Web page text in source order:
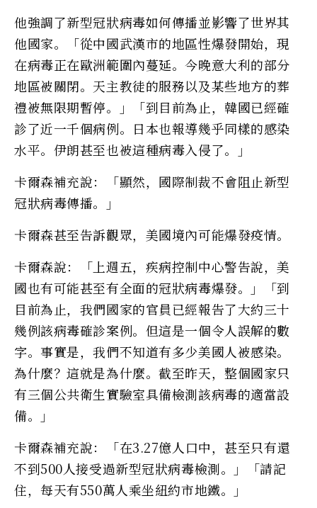
他強調了新型冠狀病毒如何傳播並影響了世界其
他國家。「從中國武漢市的地區性爆發開始，現
在病毒正在歐洲範圍內蔓延。今晚意大利的部分
地區被關閉。天主教徒的服務以及某些地方的葬
禮被無限期暫停。」「到目前為止，韓國已經確
診了近一千個病例。日本也報導幾乎同樣的感染
水平。伊朗甚至也被這種病毒入侵了。」
卡爾森補充說：「顯然，國際制裁不會阻止新型
冠狀病毒傳播。」
卡爾森甚至告訴觀眾，美國境內可能爆發疫情。
卡爾森說：「上週五，疾病控制中心警告說，美
國也有可能甚至有全面的冠狀病毒爆發。」「到
目前為止，我們國家的官員已經報告了大約三十
幾例該病毒確診案例。但這是一個令人誤解的數
字。事實是，我們不知道有多少美國人被感染。
為什麼？這就是為什麼。截至昨天，整個國家只
有三個公共衛生實驗室具備檢測該病毒的適當設
備。」
卡爾森補充說：「在3.27億人口中，甚至只有還
不到500人接受過新型冠狀病毒檢測。」「請記
住，每天有550萬人乘坐紐約市地鐵。」